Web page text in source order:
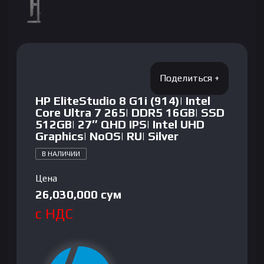
HP EliteStudio 8 G1i (914)| Intel
Core Ultra 7 265| DDR5 16GB| SSD
512GB| 27″ QHD IPS| Intel UHD
Graphics| NoOS| RU| Silver
В НАЛИЧИИ
Цена
26,030,000 сум
с НДС